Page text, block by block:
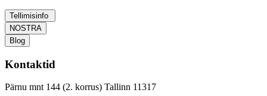
Tellimisinfo
NOSTRA
Blog
Kontaktid
Pärnu mnt 144 (2. korrus) Tallinn 11317